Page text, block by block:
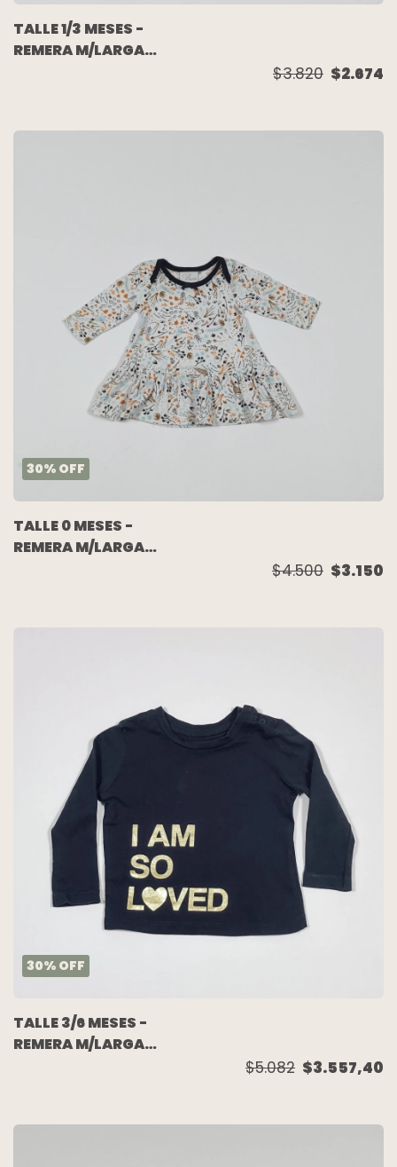
TALLE 1/3 MESES -
REMERA M/LARGA
BROER
$3.820 $2.674
30% OFF
TALLE 0 MESES -
REMERA M/LARGA
$4.500 $3.150
30% OFF
TALLE 3/6 MESES -
REMERA M/LARGA
$5.082 $3.557,40